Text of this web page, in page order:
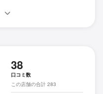
38
口コミ数
この店舗の合計 283